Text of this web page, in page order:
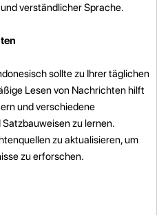
verständlicher Sprache.
sollte zu Ihrer täglichen
Lesen von Nachrichten hilft
und verschiedene
zu lernen.
zu aktualisieren, um
zu erforschen.